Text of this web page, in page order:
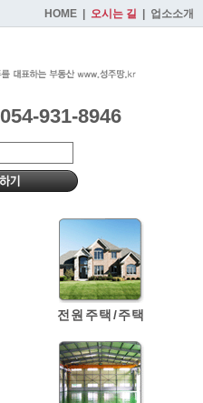
HOME 오시는 길 업소소개
054-931-8946
전원주택/주택